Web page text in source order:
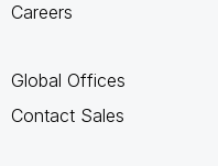
Careers
Global Offices
Contact Sales